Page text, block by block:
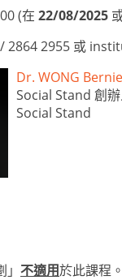
(在 22/08/2025
2864 2955 或
Dr. WONG
Social Stand 創
Social Stand
不適用於此課程